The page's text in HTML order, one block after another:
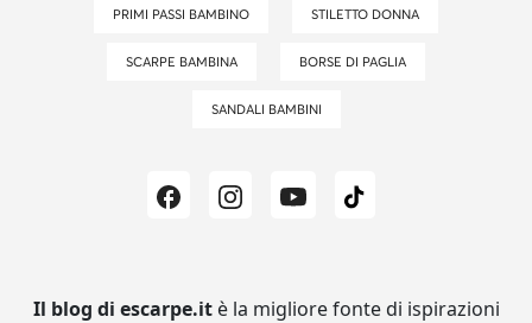
PRIMI PASSI BAMBINO STILETTO DONNA
SCARPE BAMBINA BORSE DI PAGLIA
SANDALI BAMBINI
Il blog di escarpe.it è la migliore fonte di ispirazioni